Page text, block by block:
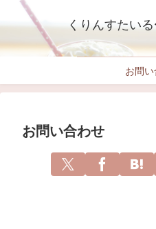
くりんすたい
お問
お問い合わせ